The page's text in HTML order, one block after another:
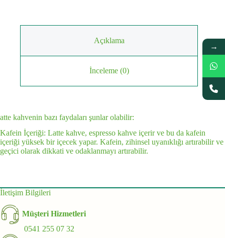
Açıklama
İnceleme (0)
atte kahvenin bazı faydaları şunlar olabilir:
Kafein İçeriği: Latte kahve, espresso kahve içerir ve bu da kafein
içeriği yüksek bir içecek yapar. Kafein, zihinsel uyanıklığı artırabilir ve
geçici olarak dikkati ve odaklanmayı artırabilir.
İletişim Bilgileri
Müşteri Hizmetleri
0541 255 07 32
→